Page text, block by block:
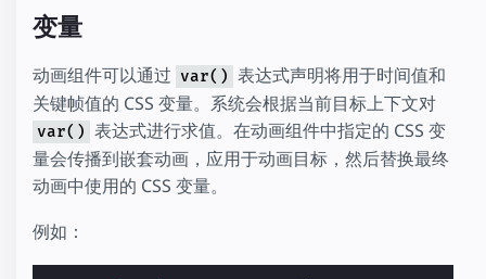
变量
动画组件可以通过 var() 表达式声明将用于时间值和
关键帧值的 CSS 变量。系统会根据当前目标上下文对
var() 表达式进行求值。在动画组件中指定的 CSS 变
量会传播到嵌套动画，应用于动画目标，然后替换最终
动画中使用的 CSS 变量。
例如：